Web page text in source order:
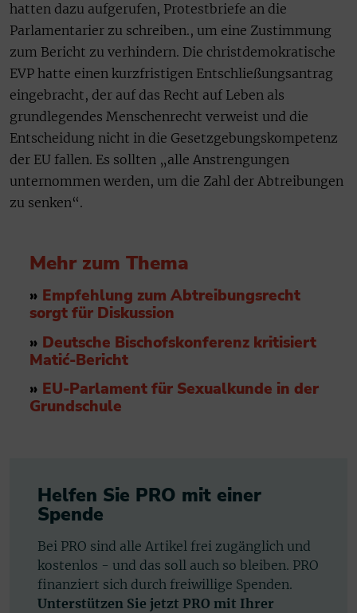
hatten dazu aufgerufen, Protestbriefe an die
Parlamentarier zu schreiben., um eine Zustimmung
zum Bericht zu verhindern. Die christdemokratische
EVP hatte einen kurzfristigen Entschließungsantrag
eingebracht, der auf das Recht auf Leben als
grundlegendes Menschenrecht verweist und die
Entscheidung nicht in die Gesetzgebungskompetenz
der EU fallen. Es sollten „alle Anstrengungen
unternommen werden, um die Zahl der Abtreibungen
zu senken“.
Mehr zum Thema
» Empfehlung zum Abtreibungsrecht
sorgt für Diskussion
» Deutsche Bischofskonferenz kritisiert
Matić-Bericht
» EU-Parlament für Sexualkunde in der
Grundschule
Helfen Sie PRO mit einer
Spende
Bei PRO sind alle Artikel frei zugänglich und
kostenlos - und das soll auch so bleiben. PRO
finanziert sich durch freiwillige Spenden.
Unterstützen Sie jetzt PRO mit Ihrer